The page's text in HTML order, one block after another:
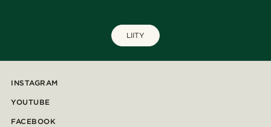
LIITY
INSTAGRAM
YOUTUBE
FACEBOOK